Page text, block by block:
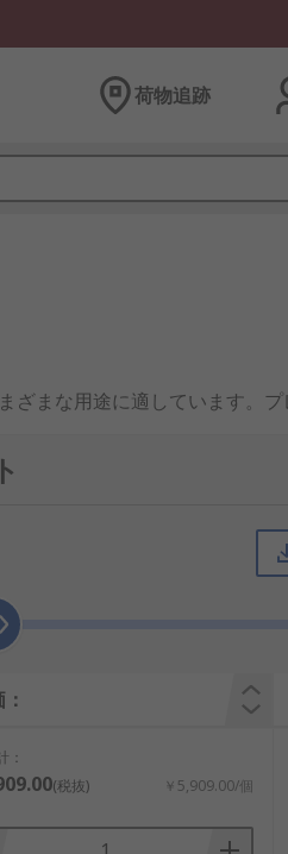
荷物追跡
ざまな用途に適しています。
的なサイズと厚さのものが各
：
(税抜) ￥5,909.00/個